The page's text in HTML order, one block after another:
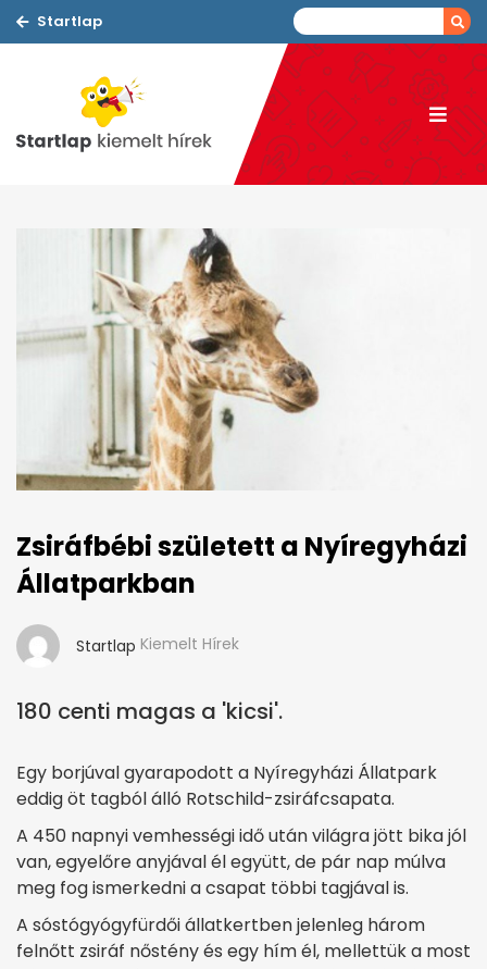
Startlap
Zsiráfbébi született a Nyíregyházi
Állatparkban
Startlap Kiemelt Hírek
180 centi magas a 'kicsi'.
Egy borjúval gyarapodott a Nyíregyházi Állatpark
eddig öt tagból álló Rotschild-zsiráfcsapata.
A 450 napnyi vemhességi idő után világra jött bika jól
van, egyelőre anyjával él együtt, de pár nap múlva
meg fog ismerkedni a csapat többi tagjával is.
A sóstógyógyfürdői állatkertben jelenleg három
felnőtt zsiráf nőstény és egy hím él, mellettük a most